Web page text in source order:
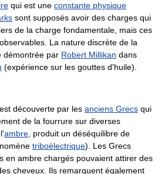
qui est une constante physique
sont supposés avoir des charges qui
de la charge fondamentale, mais ces
La nature discrète de la
démontrée par Robert Millikan dans
(expérience sur les gouttes d'huile).
est découverte par les anciens Grecs qui
de la fourrure sur diverses
ambre , produit un déséquilibre de
triboélectrique). Les Grecs
en ambre chargés pouvaient attirer des
cheveux. Ils remarquent également